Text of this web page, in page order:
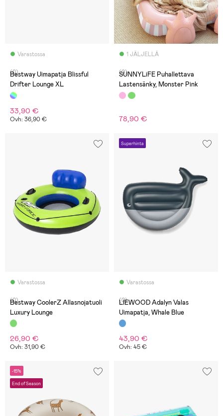
Varastossa
(0)
Bestway Uimapatja Blissful
Drifter Lounge XL
33,90 €
Ovh: 36,90 €
1 JÄLJELLÄ
(0)
SUNNYLiFE Puhallettava
Lastensänky, Monster Pink
78,90 €
Varastossa
(0)
Bestway CoolerZ Allasnojatuoli
Luxury Lounge
26,90 €
Ovh: 31,90 €
Superhinta
Varastossa
(0)
LIEWOOD Adalyn Valas
Uimapatja, Whale Blue
43,90 €
Ovh: 45 €
-15%
End of Season